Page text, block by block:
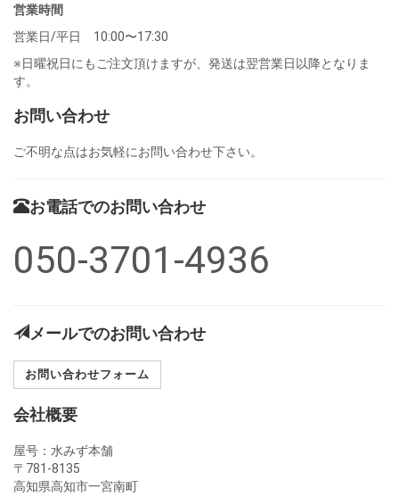
営業時間
営業日/平日 10:00〜17:30
※日曜祝日にもご注文頂けますが、発送は翌営業日以降となりま
す。
お問い合わせ
ご不明な点はお気軽にお問い合わせ下さい。
お電話でのお問い合わせ
050-3701-4936
メールでのお問い合わせ
お問い合わせフォーム
会社概要
屋号：水みず本舗
〒781-8135
高知県高知市一宮南町